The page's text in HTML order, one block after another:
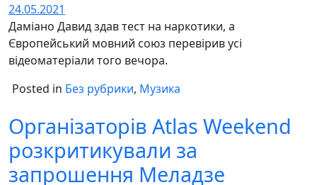
24.05.2021
Даміано Давид здав тест на наркотики, а
Європейський мовний союз перевірив усі
відеоматеріали того вечора.
Posted in Без рубрики, Музика
Організаторів Atlas Weekend
розкритикували за
запрошення Меладзе